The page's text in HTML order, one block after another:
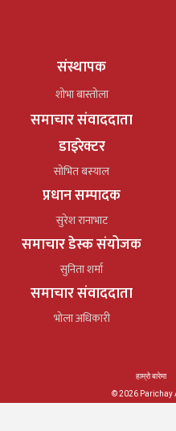
संस्थापक
शोभा बास्तोला
समाचार संवाददाता
डाइरेक्टर
सोभित बस्याल
प्रधान सम्पादक
सुरेश रानाभाट
समाचार डेस्क संयोजक
सुनिता शर्मा
समाचार संवाददाता
भोला अधिकारी
हाम्रो बारेमा
© 2026 Parichay